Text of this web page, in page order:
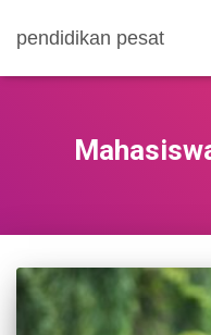
pendidikan pesat